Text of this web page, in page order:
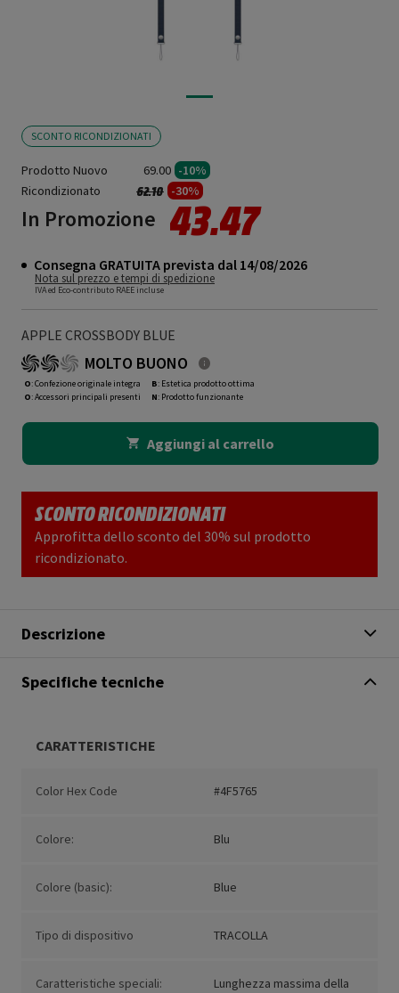
SCONTO RICONDIZIONATI
Prodotto Nuovo 69.00 -10%
Ricondizionato
Prezzo ridotto da
62.10a -30%
In Promozione 43.47
Consegna GRATUITA prevista dal 14/08/2026
Nota sul prezzo e tempi di spedizione
IVA ed Eco-contributo RAEE incluse
APPLE CROSSBODY BLUE
MOLTO BUONO
O: Confezione originale integra
O: Accessori principali presenti
B: Estetica prodotto ottima
N: Prodotto funzionante
Aggiungi al carrello
SCONTO RICONDIZIONATI
Approfitta dello sconto del 30% sul prodotto
ricondizionato.
Descrizione
Specifiche tecniche
CARATTERISTICHE
Color Hex Code #4F5765
Colore: Blu
Colore (basic): Blue
Tipo di dispositivo TRACOLLA
Caratteristiche speciali:
Lunghezza massima della